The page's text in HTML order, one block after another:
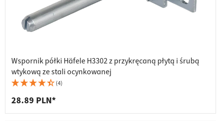
Wspornik półki Häfele H3302 z przykręcaną płytą i śrubą
wtykową ze stali ocynkowanej
(4)
28.89 PLN*